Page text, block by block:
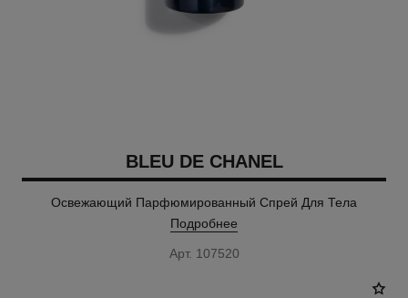
BLEU DE CHANEL
Освежающий Парфюмированный Спрей Для Тела
Подробнее
Арт. 107520